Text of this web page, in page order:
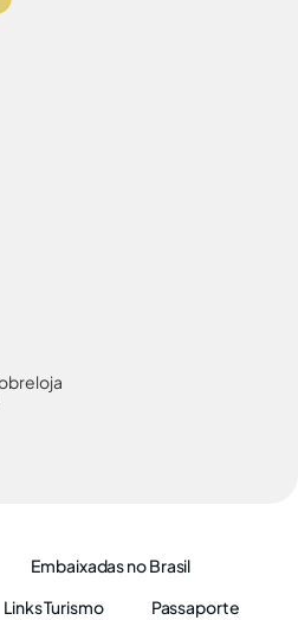
Embaixadas no Brasil
Links Turismo Passaporte